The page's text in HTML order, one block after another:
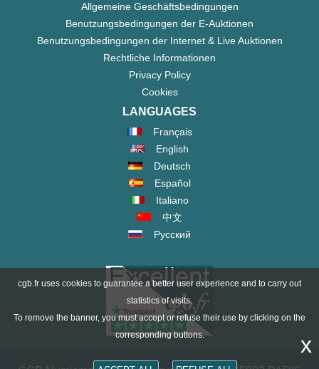
Allgemeine Geschäftsbedingungen
Benutzungsbedingungen der E-Auktionen
Benutzungsbedingungen der Internet & Live Auktionen
Rechtliche Informationen
Privacy Policy
Cookies
LANGUAGES
Français
English
Deutsch
Español
Italiano
中文
Русский
cgb.fr uses cookies to guarantee a better user experience and to carry out
statistics of visits.
To remove the banner, you must accept or refuse their use by clicking on the
corresponding buttons.
x